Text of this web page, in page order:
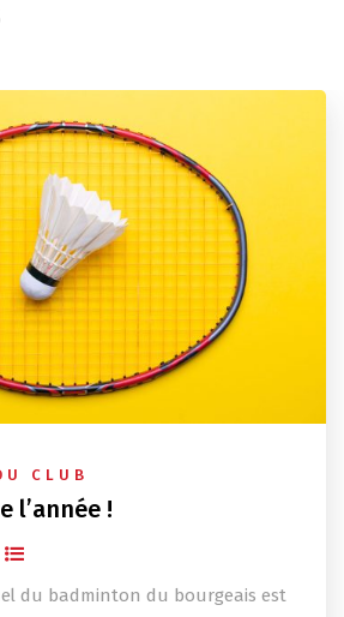
CLUB
l’année !
du badminton du bourgeais est